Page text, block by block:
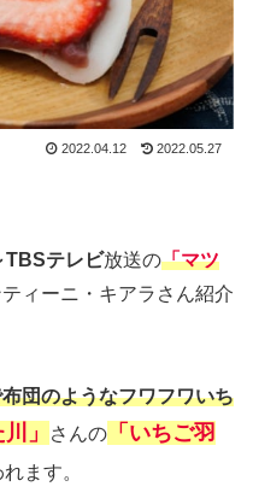
2022.04.12 2022.05.27
TBSテレビ放送の「マツ
ィーニ・キアラさん紹介
団のようなフワフワいち
」 さんの 「いちご羽
ます。